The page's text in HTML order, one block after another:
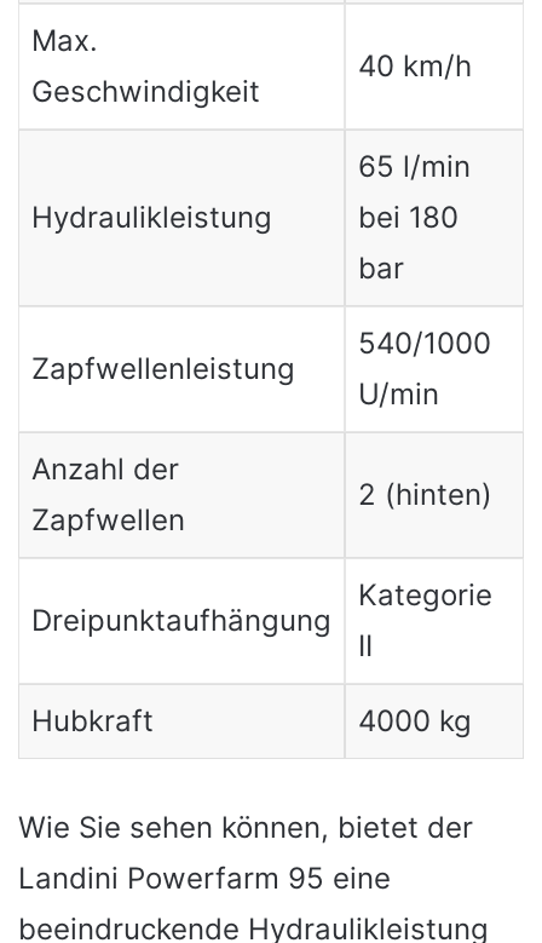
Max.
Geschwindigkeit
40 km/h
Hydraulikleistung
65 l/min
bei 180
bar
Zapfwellenleistung
540/1000
U/min
Anzahl der
Zapfwellen
2 (hinten)
Dreipunktaufhängung
Kategorie
II
Hubkraft 4000 kg
Wie Sie sehen können, bietet der
Landini Powerfarm 95 eine
beeindruckende Hydraulikleistung